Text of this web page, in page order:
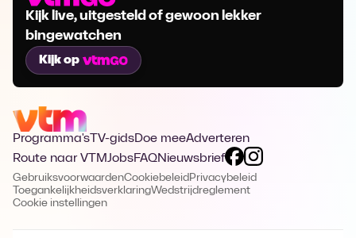
Kijk live, uitgesteld of gewoon lekker
bingewatchen
Kijk op
Programma's TV-gidsDoe meeAdverteren
Route naar VTMJobsFAQNieuwsbrief
GebruiksvoorwaardenCookiebeleid Privacybeleid
ToegankelijkheidsverklaringWedstrijdreglement
Cookie instellingen